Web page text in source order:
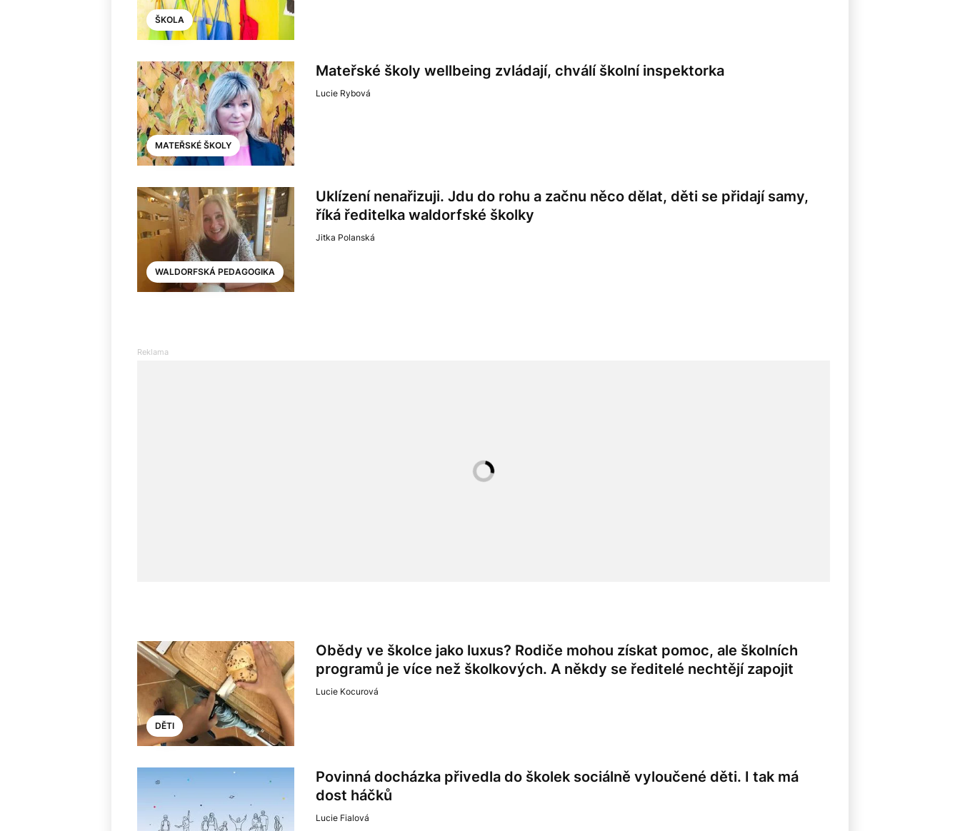
ŠKOLA
MATEŘSKÉ ŠKOLY
Mateřské školy wellbeing zvládají, chválí školní inspektorka
Lucie Rybová
WALDORFSKÁ PEDAGOGIKA
Uklízení nenařizuji. Jdu do rohu a začnu něco dělat, děti se přidají samy,
říká ředitelka waldorfské školky
Jitka Polanská
DĚTI
Obědy ve školce jako luxus? Rodiče mohou získat pomoc, ale školních
programů je více než školkových. A někdy se ředitelé nechtějí zapojit
Lucie Kocurová
Povinná docházka přivedla do školek sociálně vyloučené děti. I tak má
dost háčků
Lucie Fialová